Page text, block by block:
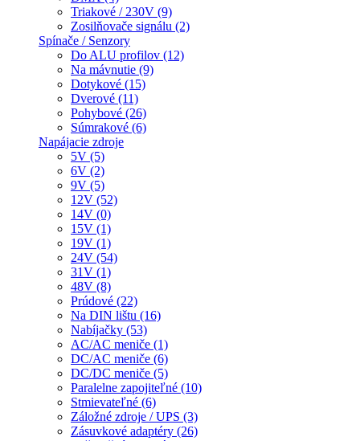
Triakové / 230V (9)
Zosilňovače signálu (2)
Spínače / Senzory
Do ALU profilov (12)
Na mávnutie (9)
Dotykové (15)
Dverové (11)
Pohybové (26)
Súmrakové (6)
Napájacie zdroje
5V (5)
6V (2)
9V (5)
12V (52)
14V (0)
15V (1)
19V (1)
24V (54)
31V (1)
48V (8)
Prúdové (22)
Na DIN lištu (16)
Nabíjačky (53)
AC/AC meniče (1)
DC/AC meniče (6)
DC/DC meniče (5)
Paralelne zapojiteľné (10)
Stmievateľné (6)
Záložné zdroje / UPS (3)
Zásuvkové adaptéry (26)